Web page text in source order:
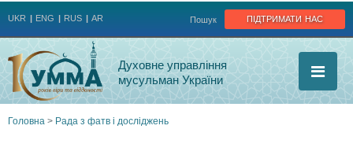
підтримати нас
Пошук
UKR ENG RUS AR
Духовне управління
мусульман України
Головна > Рада з фатв і досліджень